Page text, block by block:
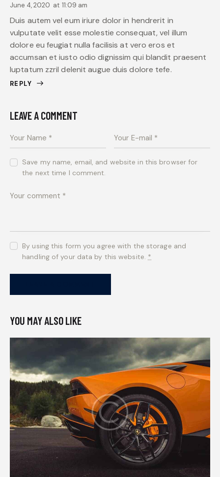
June 4, 2020 at 11:09 am
Duis autem vel eum iriure dolor in hendrerit in
vulputate velit esse molestie consequat, vel illum
dolore eu feugiat nulla facilisis at vero eros et
accumsan et iusto odio dignissim qui blandit praesent
luptatum zzril delenit augue duis dolore tefe.
REPLY
LEAVE A COMMENT
Save my name, email, and website in this browser for
the next time I comment.
By using this form you agree with the storage and
handling of your data by this website. *
YOU MAY ALSO LIKE